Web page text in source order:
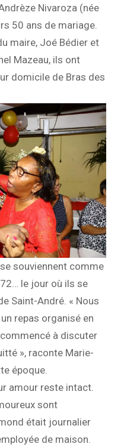
Nivaroza (née
50 ans de mariage.
maire, Joé Bédier et
Mazeau, ils ont
domicile de Bras des
souviennent comme
le jour où ils se
Saint-André. « Nous
repas organisé en
à discuter
», raconte Marie-
époque.
amour reste intact.
sont
était journalier
de maison.